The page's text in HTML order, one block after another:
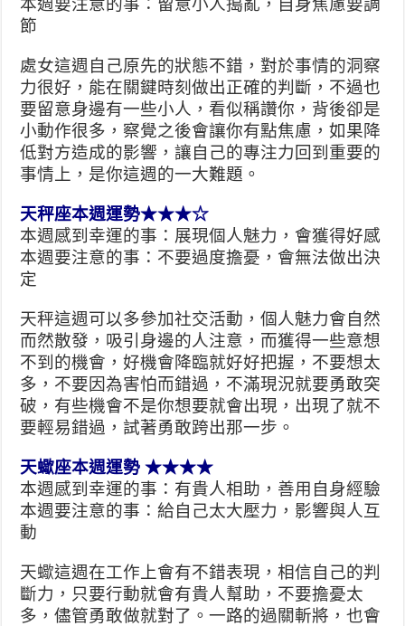
本週要注意的事：留意小人搗亂，自身焦慮要調
節
處女這週自己原先的狀態不錯，對於事情的洞察
力很好，能在關鍵時刻做出正確的判斷，不過也
要留意身邊有一些小人，看似稱讚你，背後卻是
小動作很多，察覺之後會讓你有點焦慮，如果降
低對方造成的影響，讓自己的專注力回到重要的
事情上，是你這週的一大難題。
天秤座本週運勢★★★☆
本週感到幸運的事：展現個人魅力，會獲得好感
本週要注意的事：不要過度擔憂，會無法做出決
定
天秤這週可以多參加社交活動，個人魅力會自然
而然散發，吸引身邊的人注意，而獲得一些意想
不到的機會，好機會降臨就好好把握，不要想太
多，不要因為害怕而錯過，不滿現況就要勇敢突
破，有些機會不是你想要就會出現，出現了就不
要輕易錯過，試著勇敢跨出那一步。
天蠍座本週運勢 ★★★★
本週感到幸運的事：有貴人相助，善用自身經驗
本週要注意的事：給自己太大壓力，影響與人互
動
天蠍這週在工作上會有不錯表現，相信自己的判
斷力，只要行動就會有貴人幫助，不要擔憂太
多，儘管勇敢做就對了。一路的過關斬將，也會